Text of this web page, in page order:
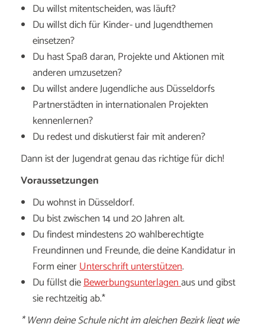
Du willst mitentscheiden, was läuft?
Du willst dich für Kinder- und Jugendthemen
einsetzen?
Du hast Spaß daran, Projekte und Aktionen mit
anderen umzusetzen?
Du willst andere Jugendliche aus Düsseldorfs
Partnerstädten in internationalen Projekten
kennenlernen?
Du redest und diskutierst fair mit anderen?
Dann ist der Jugendrat genau das richtige für dich!
Voraussetzungen
Du wohnst in Düsseldorf.
Du bist zwischen 14 und 20 Jahren alt.
Du findest mindestens 20 wahlberechtigte
Freundinnen und Freunde, die deine Kandidatur in
Form einerUnterschrift unterstützen.
Du füllst dieBewerbungsunterlagenaus und gibst
sie rechtzeitig ab.*
* Wenn deine Schule nicht im gleichen Bezirk liegt wie